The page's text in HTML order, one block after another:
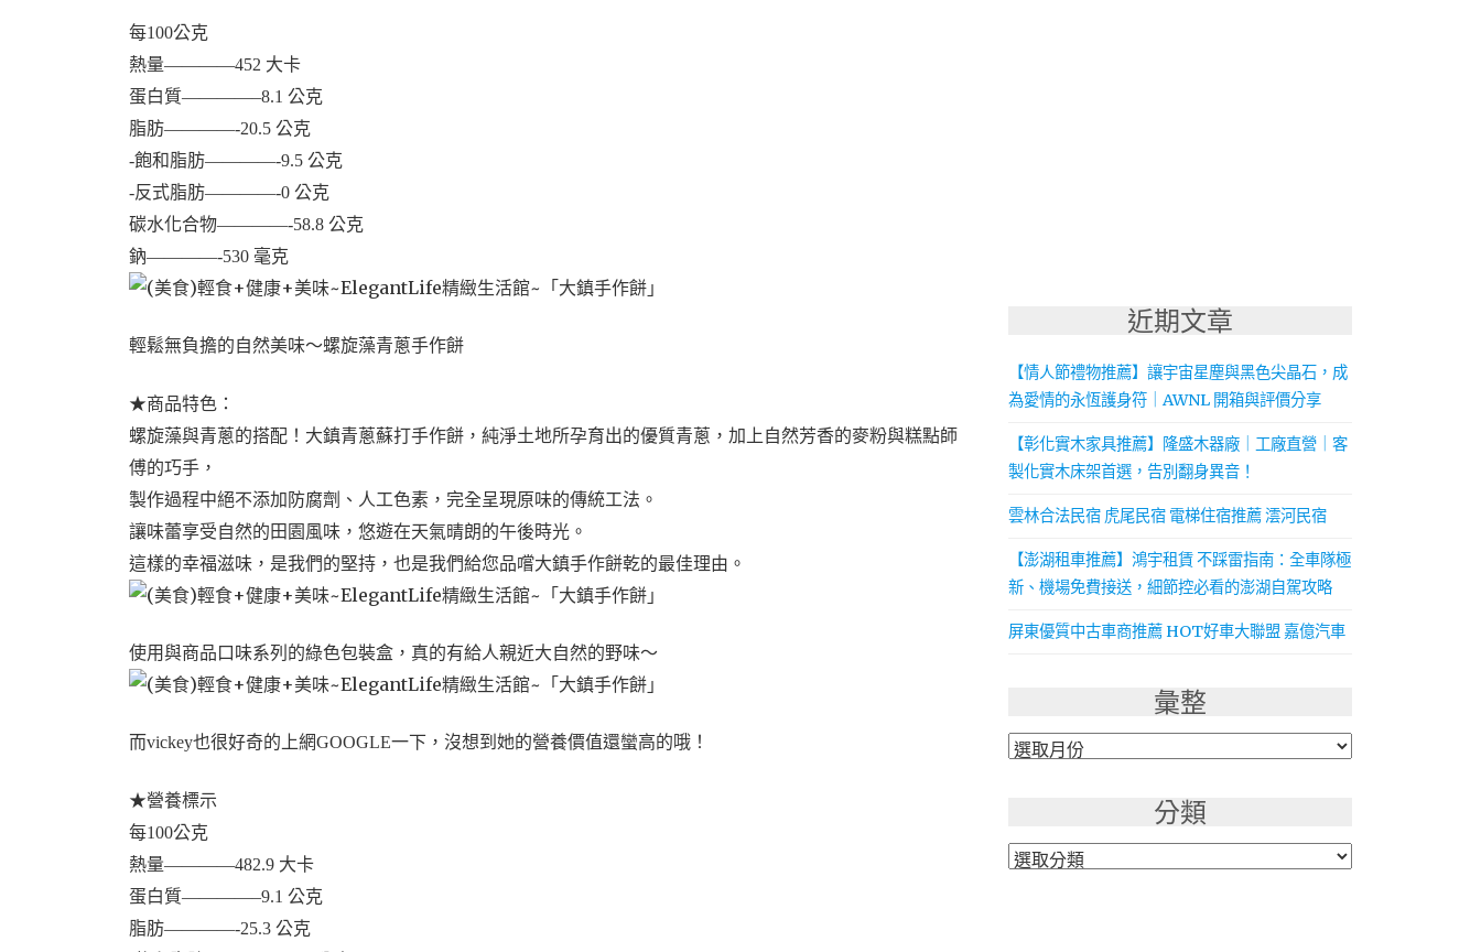
每100公克
熱量————452 大卡
蛋白質————–8.1 公克
脂肪————-20.5 公克
-飽和脂肪————-9.5 公克
-反式脂肪————-0 公克
碳水化合物————-58.8 公克
鈉————-530 毫克
輕鬆無負擔的自然美味～螺旋藻青蔥手作餅
★商品特色：
螺旋藻與青蔥的搭配！大鎮青蔥蘇打手作餅，純淨土地所孕育出的優質青蔥，加上自然芳香的麥粉與糕點師
傅的巧手，
製作過程中絕不添加防腐劑、人工色素，完全呈現原味的傳統工法。
讓味蕾享受自然的田園風味，悠遊在天氣晴朗的午後時光。
這樣的幸福滋味，是我們的堅持，也是我們給您品嚐大鎮手作餅乾的最佳理由。
使用與商品口味系列的綠色包裝盒，真的有給人親近大自然的野味～
而vickey也很好奇的上網GOOGLE一下，沒想到她的營養價值還蠻高的哦！
★營養標示
每100公克
熱量————482.9 大卡
蛋白質————–9.1 公克
脂肪————-25.3 公克
近期文章
【情人節禮物推薦】讓宇宙星塵與黑色尖晶石，成
為愛情的永恆護身符｜AWNL 開箱與評價分享
【彰化實木家具推薦】隆盛木器廠｜工廠直營｜客
製化實木床架首選，告別翻身異音！
雲林合法民宿 虎尾民宿 電梯住宿推薦 澐河民宿
【澎湖租車推薦】鴻宇租賃 不踩雷指南：全車隊極
新、機場免費接送，細節控必看的澎湖自駕攻略
屏東優質中古車商推薦 HOT好車大聯盟 嘉億汽車
彙整
彙
分類
分